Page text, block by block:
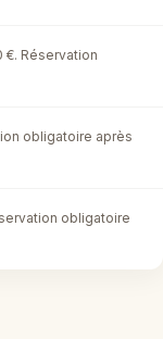
€. Réservation
obligatoire après
obligatoire